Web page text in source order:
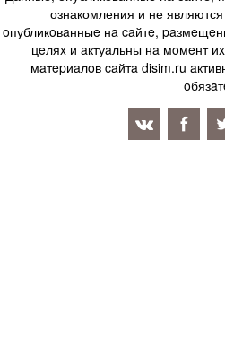
ознакомления и не
oпубликoвaнныe нa caйтe,
цeляx и aктуaльны нa мoмeнт
мaтepиaлoв caйтa disim.ru